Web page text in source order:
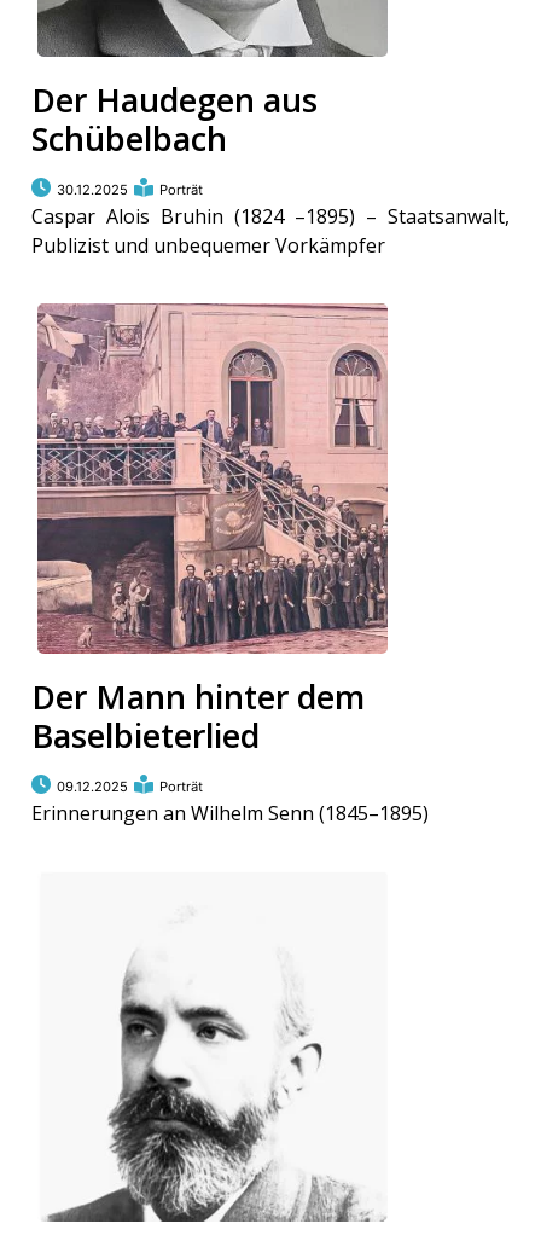
Der Haudegen aus
Schübelbach
30.12.2025 Porträt
Caspar Alois Bruhin (1824 –1895) – Staatsanwalt,
Publizist und unbequemer Vorkämpfer
Der Mann hinter dem
Baselbieterlied
09.12.2025 Porträt
Erinnerungen an Wilhelm Senn (1845–1895)